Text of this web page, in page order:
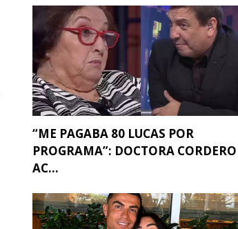
“ME PAGABA 80 LUCAS POR
PROGRAMA”: DOCTORA CORDERO
AC...